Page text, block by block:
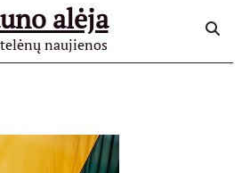
alėja
naujienos